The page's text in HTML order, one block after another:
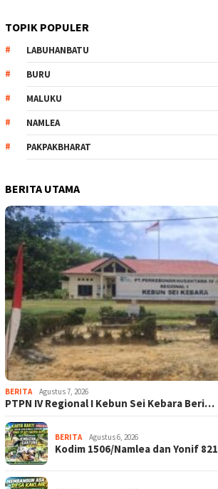
TOPIK POPULER
LABUHANBATU
BURU
MALUKU
NAMLEA
PAKPAKBHARAT
BERITA UTAMA
BERITA Agustus 7, 2026
PTPN IV Regional I Kebun Sei Kebara Beri…
BERITA Agustus 6, 2026
Kodim 1506/Namlea dan Yonif